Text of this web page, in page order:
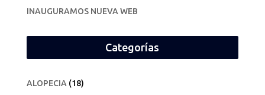
INAUGURAMOS NUEVA WEB
Categorías
ALOPECIA (18)